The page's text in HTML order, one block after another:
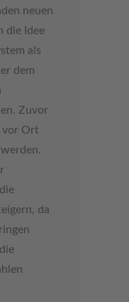
neuen
die Idee
als
dem
Zuvor
vor Ort
da